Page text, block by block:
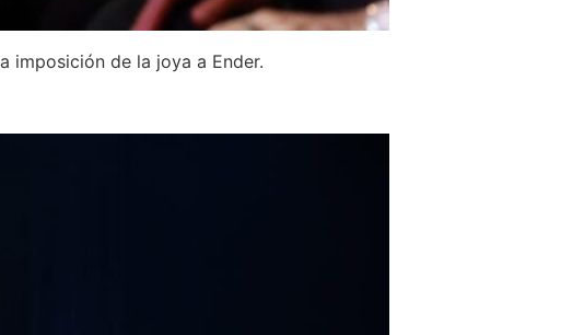
imposición de la joya a Ender.